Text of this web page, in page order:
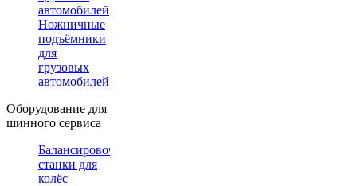
автомобилей
Ножничные
подъёмники
для
грузовых
автомобилей
Оборудование для
шинного сервиса
Балансировочные
станки для
колёс